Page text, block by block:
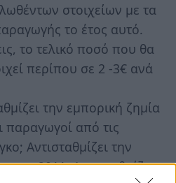
στοιχείων με τα
το έτος αυτό.
το τελικό ποσό που θα
περίπου σε 2 -3€ ανά
την εμπορική ζημία
παραγωγοί από τις
Αντισταθμίζει την
το 2011; Αντισταθμίζει